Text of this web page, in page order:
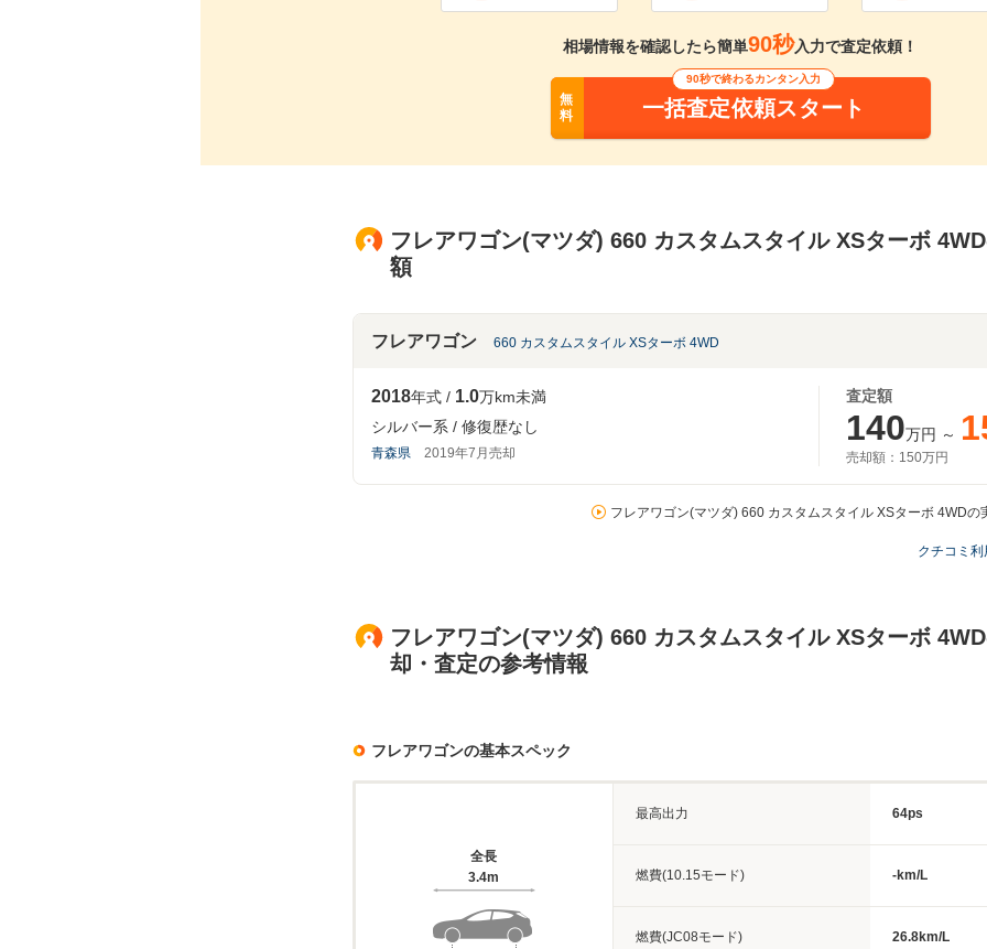
相場情報を確認したら簡単90秒入力で査定依頼！
無
料
90秒で終わるカンタン入力
一括査定依頼スタート
フレアワゴン(マツダ) 660 カスタムスタイル XSターボ
額
フレアワゴン 660 カスタムスタイル XSターボ 4WD
2018年式 1.0万km未満
シルバー系
修復歴なし
青森県 2019年7月売却
査定額
140万円 ～
売却額： 150万円
フレアワゴン(マツダ) 660 カスタムスタイル XSターボ 4WDの
クチコミ
フレアワゴン(マツダ) 660 カスタムスタイル XSターボ
却・査定の参考情報
フレアワゴンの基本スペック
全長
3.4m
最高出力 64ps
燃費(10.15モード) -km/L
燃費(JC08モード) 26.8km/L